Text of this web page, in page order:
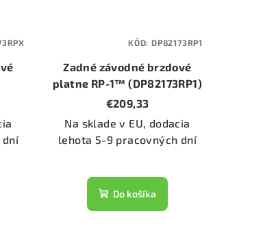
dní
Zadné závodné brzdové
platne RP-1™ (DP82173RP1)
€209,33
Na sklade v EU, dodacia
lehota 5-9 pracovných dní
Do košíka
KÓD: DP82173RP1